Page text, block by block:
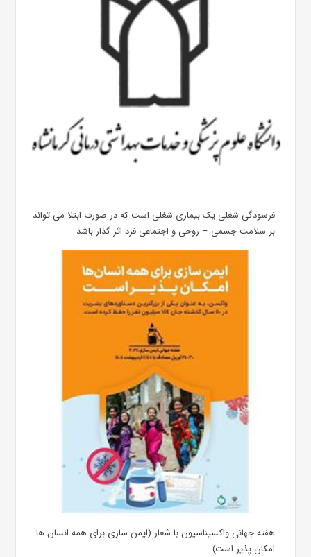
فرسودگی شغلی یک بیماری شغلی است که در صورت ابتلا می تواند
بر سلامت جسمی – روحی و اجتماعی فرد اثر گذار باشد
هفته جهانی واکسیناسیون با شعار (ایمن سازی برای همه انسان ها
امکان پذیر است)